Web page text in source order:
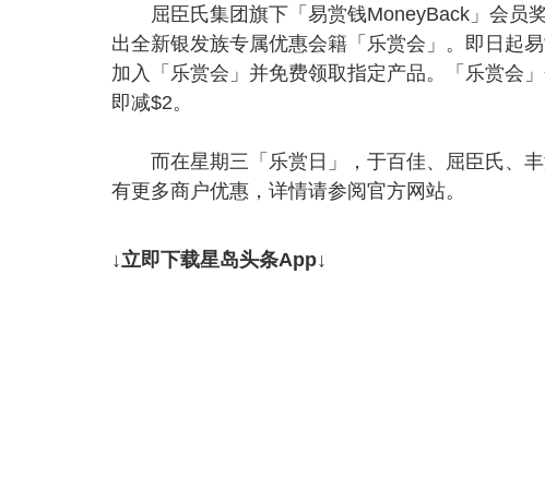
屈臣氏集团旗下「易赏钱MoneyBack」会员
出全新银发族专属优惠会籍「乐赏会」。即日起
加入「乐赏会」并免费领取指定产品。「乐赏会
即减$2。
而在星期三「乐赏日」，于百佳、屈臣氏、丰
有更多商户优惠，详情请参阅官方网站。
↓立即下载星岛头条App↓